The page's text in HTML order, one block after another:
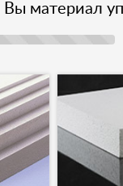
материал